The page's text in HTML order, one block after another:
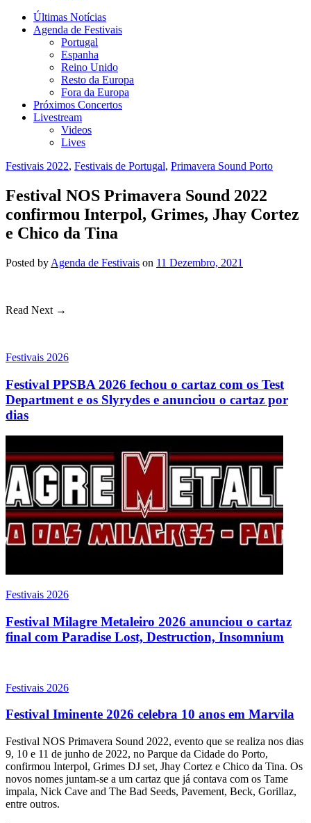
Últimas Notícias
Agenda de Festivais
Portugal
Espanha
Reino Unido
Resto da Europa
Fora da Europa
Próximos Concertos
Livestream
Videos
Lives
Festivais 2022, Festivais de Portugal, Primavera Sound Porto
Festival NOS Primavera Sound 2022
confirmou Interpol, Grimes, Jhay Cortez
e Chico da Tina
Posted by Agenda de Festivais on 11 Dezembro, 2021
Read Next →
Festivais 2026
Festival PPSBA 2026 fechou o cartaz com os Test
Department e os Slyrydes e anunciou o cartaz por
dias
Festivais 2026
Festival Milagre Metaleiro 2026 anunciou o cartaz
final com Paradise Lost, Destruction, Insomnium
Festivais 2026
Festival Iminente 2026 celebra 10 anos em Marvila
Festival NOS Primavera Sound 2022, evento que se realiza nos dias
9, 10 e 11 de junho de 2022, no Parque da Cidade do Porto,
confirmou Interpol, Grimes DJ set, Jhay Cortez e Chico da Tina. Os
novos nomes juntam-se a um cartaz que já contava com os Tame
impala, Nick Cave and The Bad Seeds, Pavement, Beck, Gorillaz,
entre outros.